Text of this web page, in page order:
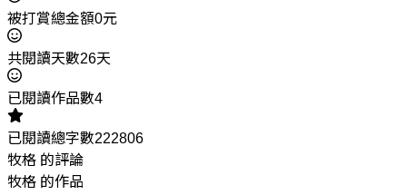
被打賞總金額0元
共閱讀天數26天
已閱讀作品數4
已閱讀總字數222806
牧格 的評論
牧格 的作品